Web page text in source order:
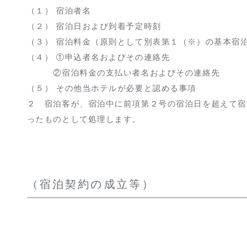
（１） 宿泊者名
（２） 宿泊日および到着予定時刻
（３） 宿泊料金（原則として別表第１（※）の基本宿
（４） ①申込者名およびその連絡先
②宿泊料金の支払い者名およびその連絡先
（５） その他当ホテルが必要と認める事項
２ 宿泊客が、宿泊中に前項第２号の宿泊日を超えて
ったものとして処理します。
（宿泊契約の成立等）